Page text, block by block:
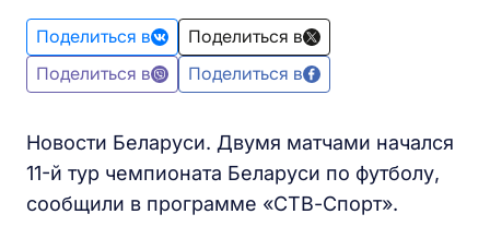
Поделиться в
Поделиться в
Поделиться в
Поделиться в
Новости Беларуси. Двумя матчами начался
11-й тур чемпионата Беларуси по футболу,
сообщили в программе «СТВ-Спорт».